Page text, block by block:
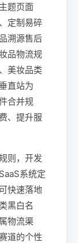
题页面
定制易碎
溯源售后
品物流规
美妆品类
直站为
合并规
、提升服
则，开发
系统定
快速落地
黑白名
物流渠
道的个性